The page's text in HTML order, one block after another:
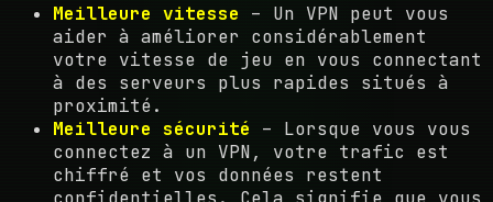
Meilleure vitesse – Un VPN peut vous
aider à améliorer considérablement
votre vitesse de jeu en vous connectant
à des serveurs plus rapides situés à
proximité.
Meilleure sécurité – Lorsque vous vous
connectez à un VPN, votre trafic est
chiffré et vos données restent